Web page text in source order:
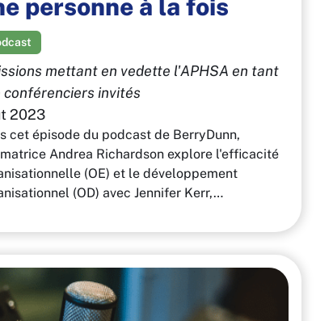
personne à la fois
mettant en vedette l'APHSA en tant
conférenciers invités
2023
cet épisode du podcast de BerryDunn,
Andrea Richardson explore l'efficacité
(OE) et le développement
(OD) avec Jennifer Kerr,…